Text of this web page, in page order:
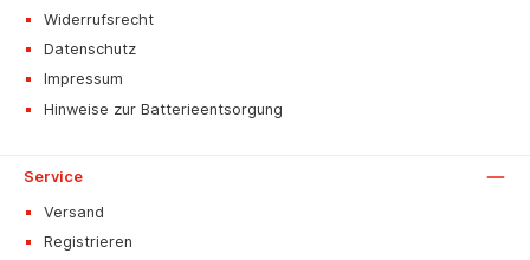
Widerrufsrecht
Datenschutz
Impressum
Hinweise zur Batterieentsorgung
Service
Versand
Registrieren